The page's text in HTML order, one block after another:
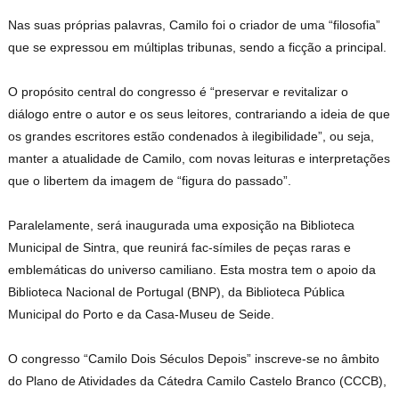
Nas suas próprias palavras, Camilo foi o criador de uma “filosofia”
que se expressou em múltiplas tribunas, sendo a ficção a principal.
O propósito central do congresso é “preservar e revitalizar o
diálogo entre o autor e os seus leitores, contrariando a ideia de que
os grandes escritores estão condenados à ilegibilidade”, ou seja,
manter a atualidade de Camilo, com novas leituras e interpretações
que o libertem da imagem de “figura do passado”.
Paralelamente, será inaugurada uma exposição na Biblioteca
Municipal de Sintra, que reunirá fac-símiles de peças raras e
emblemáticas do universo camiliano. Esta mostra tem o apoio da
Biblioteca Nacional de Portugal (BNP), da Biblioteca Pública
Municipal do Porto e da Casa-Museu de Seide.
O congresso “Camilo Dois Séculos Depois” inscreve-se no âmbito
do Plano de Atividades da Cátedra Camilo Castelo Branco (CCCB),